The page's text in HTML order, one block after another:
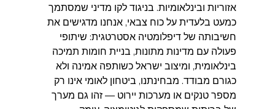
אזוריות ובינלאומיות. בניגוד לקו מדיני שמסתמך
כמעט בלעדית על כוח צבאי, אנחנו מדגישים את
חשיבותה של דיפלומטיה אסטרטגית: שיתופי
פעולה עם מדינות מתונות, בניית חומות תמיכה
בינלאומית, ומיצוב ישראל כשותפה אמינה ולא
כגורם מבודד. מבחינתנו, ביטחון לאומי אינו רק
מספר טנקים או מערכות יירוט — זהו גם מערך